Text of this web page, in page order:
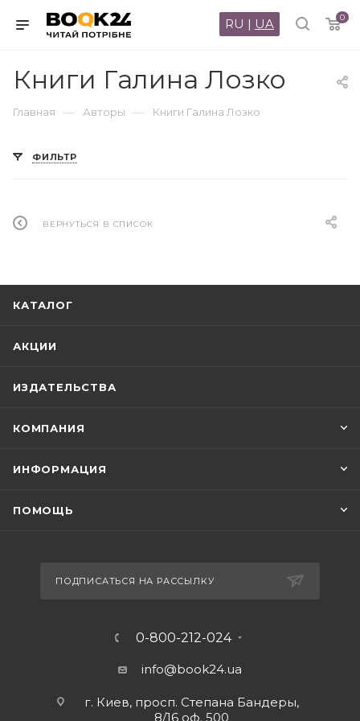
0
RU | UA
Книги Галина Лозко
Главная — Авторы — Книги Галина Лозко
ФИЛЬТР
ВЕРНУТЬСЯ В СПИСОК
КАТАЛОГ
АКЦИИ
ИЗДАТЕЛЬСТВА
КОМПАНИЯ
ИНФОРМАЦИЯ
ПОМОЩЬ
ПОДПИСАТЬСЯ НА РАССЫЛКУ
0-800-212-024
info@book24.ua
г. Киев, просп. Степана Бандеры,
8/16 оф. 500